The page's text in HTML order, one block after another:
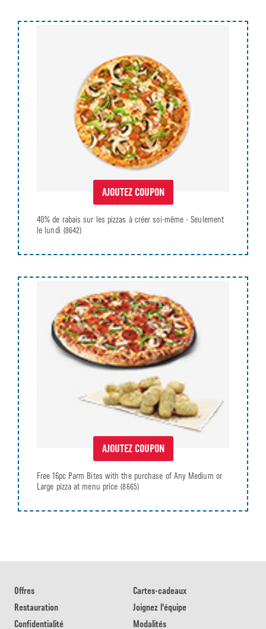
AJOUTEZ COUPON
40% de rabais sur les pizzas à créer soi-même - Seulement
le lundi (8642)
AJOUTEZ COUPON
Free 16pc Parm Bites with the purchase of Any Medium or
Large pizza at menu price (8665)
Offres
Cartes-cadeaux
Restauration
Joignez l'équipe
Confidentialité
Modalités